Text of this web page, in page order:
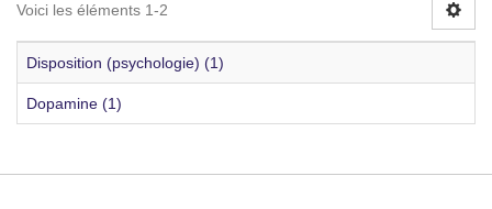
Voici les éléments 1-2
Disposition (psychologie) (1)
Dopamine (1)